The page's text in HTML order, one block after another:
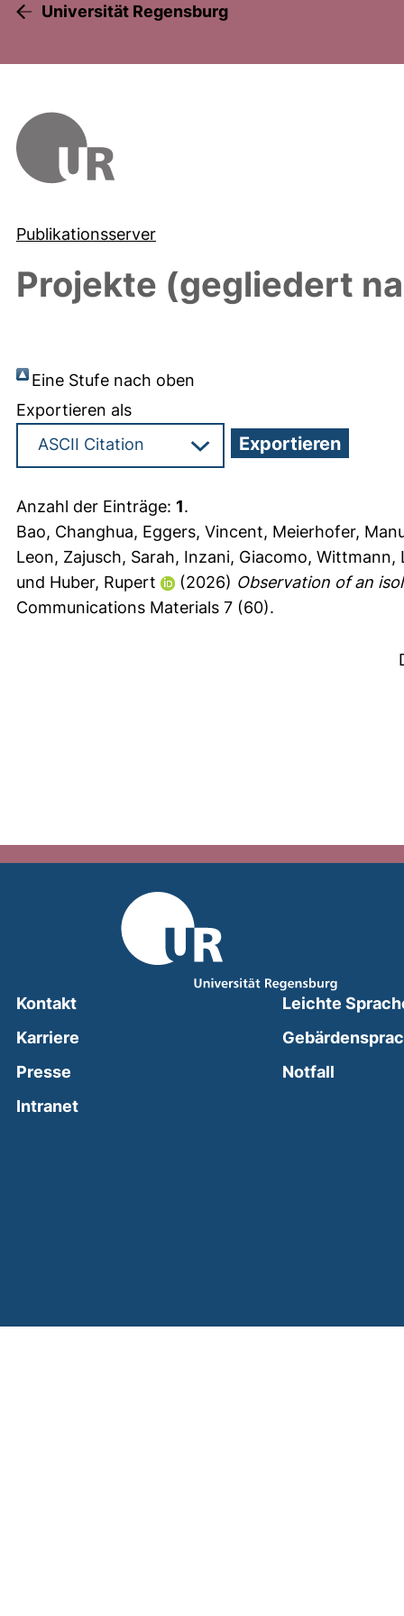
Universität Regensburg
Publikationsserver
Projekte (gegliedert
Eine Stufe nach oben
Exportieren als
Anzahl der Einträge: 1.
Bao, Changhua, Eggers, Vincent, Meierhofer,
Leon, Zajusch, Sarah, Inzani, Giacomo, Wittmann,
und Huber, Rupert (2026) Observation of an
Communications Materials 7 (60).
Kontakt
Karriere
Presse
Intranet(external link, opens in a new window)
Leichte
Notfall